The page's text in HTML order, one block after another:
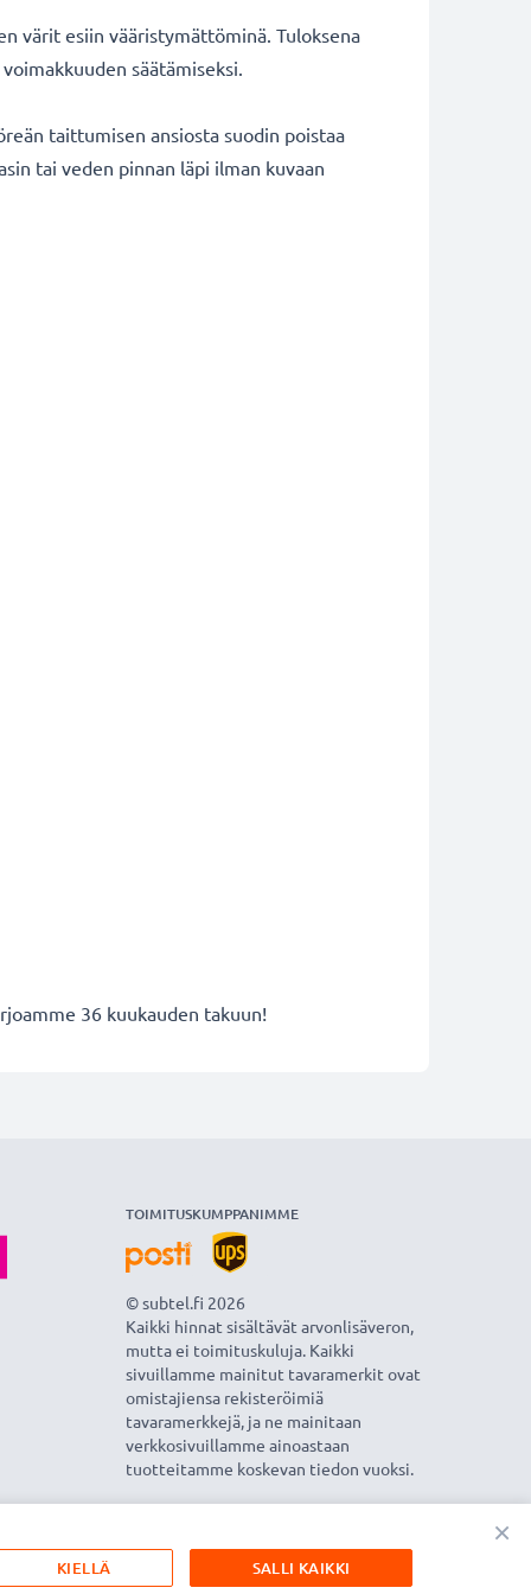
värit esiin vääristymättöminä. Tuloksena
säätämiseksi.
taittumisen ansiosta suodin poistaa
tai veden pinnan läpi ilman kuvaan
36 kuukauden takuun!
TOIMITUSKUMPPANIMME
© subtel.fi 2026
Kaikki hinnat sisältävät arvonlisäveron,
mutta ei toimituskuluja. Kaikki
sivuillamme mainitut tavaramerkit ovat
omistajiensa rekisteröimiä
tavaramerkkejä, ja ne mainitaan
verkkosivuillamme ainoastaan
tuotteitamme koskevan tiedon vuoksi.
×
SALLI KAIKKI
KIELLÄ